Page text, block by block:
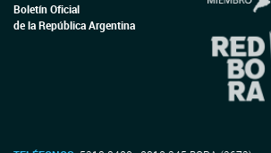
Boletín Oficial
de la República Argentina